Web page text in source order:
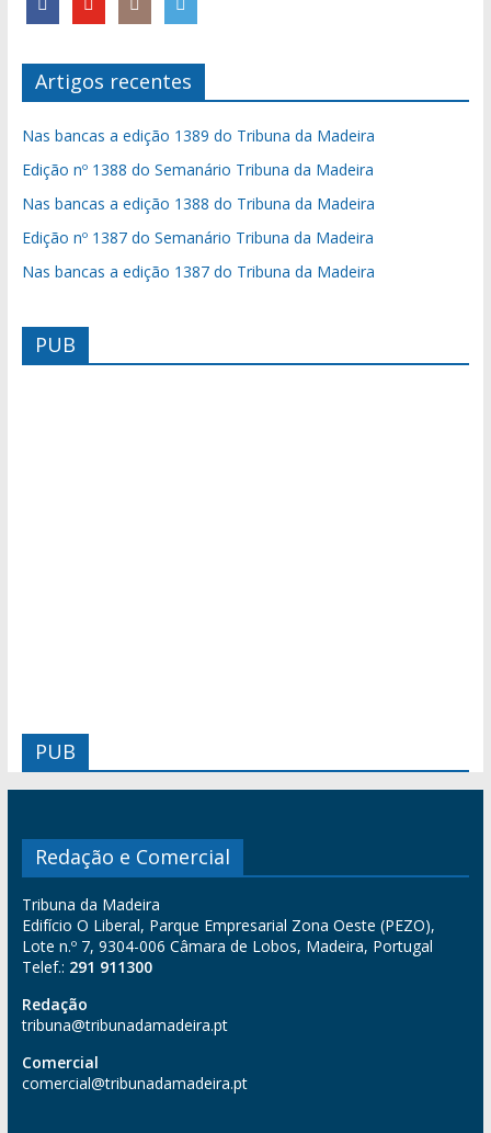
Artigos recentes
Nas bancas a edição 1389 do Tribuna da Madeira
Edição nº 1388 do Semanário Tribuna da Madeira
Nas bancas a edição 1388 do Tribuna da Madeira
Edição nº 1387 do Semanário Tribuna da Madeira
Nas bancas a edição 1387 do Tribuna da Madeira
PUB
PUB
Redação e Comercial
Tribuna da Madeira
Edifício O Liberal, Parque Empresarial Zona Oeste (PEZO),
Lote n.º 7, 9304-006 Câmara de Lobos, Madeira, Portugal
Telef.: 291 911300
Redação
tribuna@tribunadamadeira.pt
Comercial
comercial@tribunadamadeira.pt